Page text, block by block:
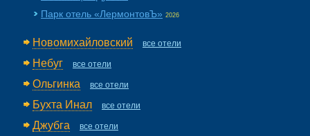
Парк отель «ЛермонтовЪ» 2026
Новомихайловский все отели
Небуг все отели
Ольгинка все отели
Бухта Инал все отели
Джубга все отели